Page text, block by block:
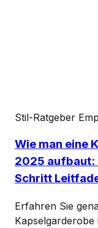
Stil-Ratgeber
Wie man eine
2025
Schritt
Erfahren Sie